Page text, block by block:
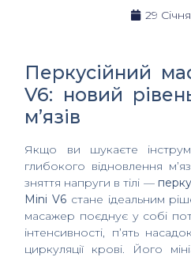
29
Перкусійний
V6: новий
м’язів
Якщо ви шукаєте
глибокого відновлення
зняття напруги в тілі —
Mini V6 стане ідеальним
масажер поєднує у собі
інтенсивності, п’ять
циркуляції крові. Його